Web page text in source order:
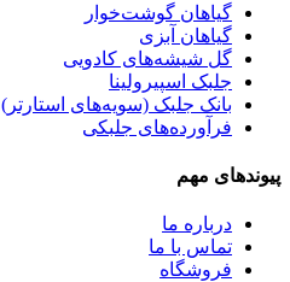
گیاهان گوشت‌خوار
گیاهان آبزی
گل شیشه‌های کادویی
جلبک اسپیرولینا
بانک جلبک (سویه‌های استارتر)
فرآورده‌های جلبکی
پیوندهای مهم
درباره ما
تماس با ما
فروشگاه